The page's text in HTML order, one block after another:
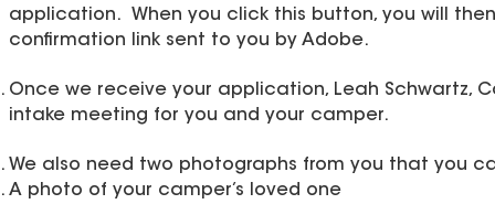
application. When you click this button, you will
confirmation link sent to you by Adobe.
Once we receive your application, Leah Schwartz,
intake meeting for you and your camper.
We also need two photographs from you that you
A photo of your camper’s loved one